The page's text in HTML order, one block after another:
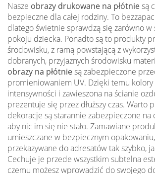
Nasze obrazy drukowane na płótniesą
bezpieczne dla całej rodziny. To
dlatego świetnie sprawdzą się zarówno w
pokoju dziecka. Ponadto są to produkty
środowisku, z ramą powstającą z
dobranych, przyjaznych środowisku
obrazy na płótniesą zabezpieczone
promieniowaniem UV. Dzięki temu
intensywności i zawieszona na ścianie
prezentuje się przez dłuższy czas. Warto
dekoracje są starannie zabezpieczone na
aby nic im się nie stało. Zamawiane
umieszczane w bezpiecznym
przekazywane do adresatów tak szybko,
Cechuje je przede wszystkim subtelna
czemu możesz wprowadzić do swojego